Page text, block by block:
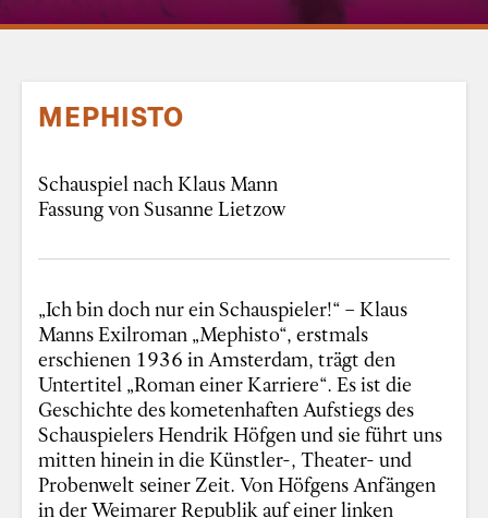
MEPHISTO
Schauspiel nach Klaus Mann
Fassung von Susanne Lietzow
„Ich bin doch nur ein Schauspieler!“ – Klaus
Manns Exilroman „Mephisto“, erstmals
erschienen 1936 in Amsterdam, trägt den
Untertitel „Roman einer Karriere“. Es ist die
Geschichte des kometenhaften Aufstiegs des
Schauspielers Hendrik Höfgen und sie führt uns
mitten hinein in die Künstler-, Theater- und
Probenwelt seiner Zeit. Von Höfgens Anfängen
in der Weimarer Republik auf einer linken